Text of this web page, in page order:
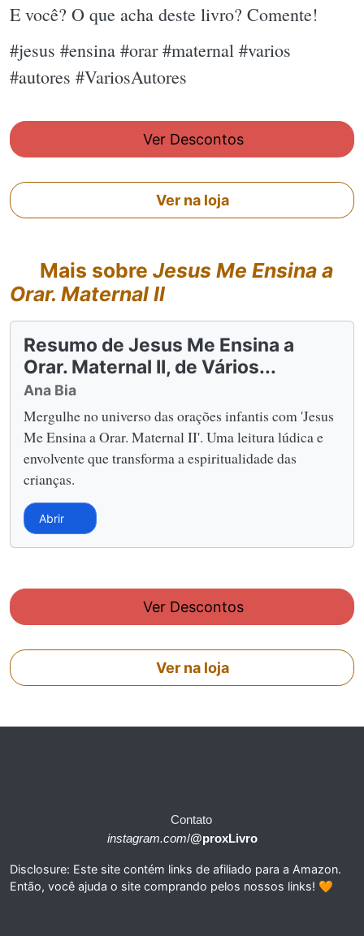
E você? O que acha deste livro? Comente!
#jesus #ensina #orar #maternal #varios
#autores #VariosAutores
Ver Descontos
Ver na loja
Mais sobre Jesus Me Ensina a
Orar. Maternal II
Resumo de Jesus Me Ensina a
Orar. Maternal II, de Vários...
Ana Bia
Mergulhe no universo das orações infantis com 'Jesus
Me Ensina a Orar. Maternal II'. Uma leitura lúdica e
envolvente que transforma a espiritualidade das
crianças.
Abrir
Ver Descontos
Ver na loja
Contato
instagram.com/@proxLivro
Disclosure: Este site contém links de afiliado para a Amazon.
Então, você ajuda o site comprando pelos nossos links! 🧡